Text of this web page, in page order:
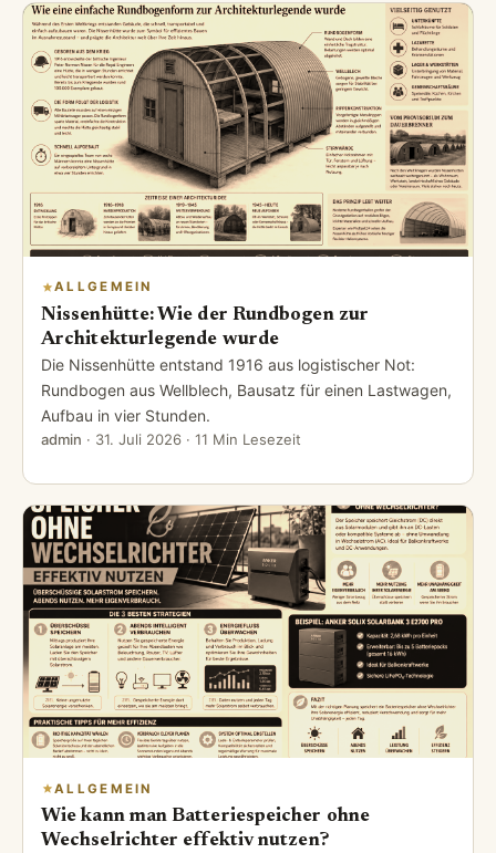
ALLGEMEIN
Nissenhütte: Wie der Rundbogen zur
Architekturlegende wurde
Die Nissenhütte entstand 1916 aus logistischer Not:
Rundbogen aus Wellblech, Bausatz für einen Lastwagen,
Aufbau in vier Stunden.
admin · 31. Juli 2026 · 11 Min Lesezeit
ALLGEMEIN
Wie kann man Batteriespeicher ohne
Wechselrichter effektiv nutzen?